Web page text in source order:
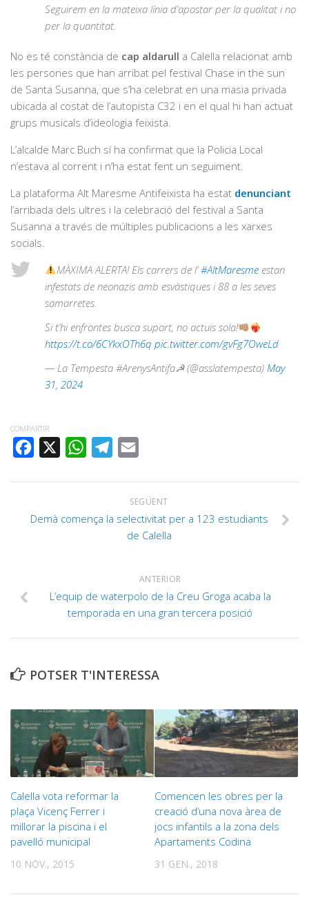
Seguirem en la mateixa línia d’apostar per la qualitat i no
per la quantitat.
No es té constància de cap aldarull a Calella relacionat amb
les persones que han arribat pel festival Chase in the sun
de Santa Susanna, que s’ha celebrat en una masia privada
ubicada al costat de l’autopista C32 i en el qual hi han actuat
grups musicals d’ideologia feixista.
L’alcalde Marc Buch sí ha confirmat que la Policia Local
n’estava al corrent i n’ha estat fent un seguiment.
La plataforma Alt Maresme Antifeixista ha estat denunciant
l’arribada dels ultres i la celebració del festival a Santa
Susanna a través de múltiples publicacions a les xarxes
socials.
MÀXIMA ALERTA! Els carrers de l’#AltMaresme estan
infestats de neonazis amb esvàstiques i 88 a les seves
samarretes.
Si t’hi enfrontes busca suport, no actuis sola!
https://t.co/6CYkxOTh6q pic.twitter.com/gvFg7OweLd
— La Tempesta #ArenysAntifa☭ (@asslatempesta) May
31, 2024
COMPARTIR
FACEBOOK
WHATSAPPTELEGRAM
SEGÜENT
Demà comença la selectivitat per a 123 estudiants
de Calella
ANTERIOR
L’equip de waterpolo de la Creu Groga acaba la
temporada en una gran tercera posició
POTSER T'INTERESSA
Calella vota reformar la
plaça Vicenç Ferrer i
millorar la piscina i el
pavelló municipal
10 NOV., 2015
Comencen les obres per la
creació d’una nova àrea de
jocs infantils a la zona dels
Apartaments Codina
31 GEN., 2018